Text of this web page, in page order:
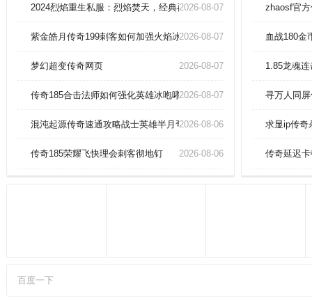
国最大私服网站,致力于打造国内最
2024烈焰重生私服：烈焰焚天，经典再现战神归来！
2026-08-07
紫金皓月传奇199刺客如何加强火焰冰！2026-08-07
梦幻超变传奇网页 2026-08-07
传奇185合击法师如何强化英雄冰咆哮2026-08-07
混沌起源传奇速通攻略战士英雄半月弯刀2026-08-06
传奇185荣耀飞快理会刺客彻地钉 2026-08-06
zhaosf官
血战180金
1.85龙魂
寻万人同
求显ip传奇
传奇延迟
百度一下